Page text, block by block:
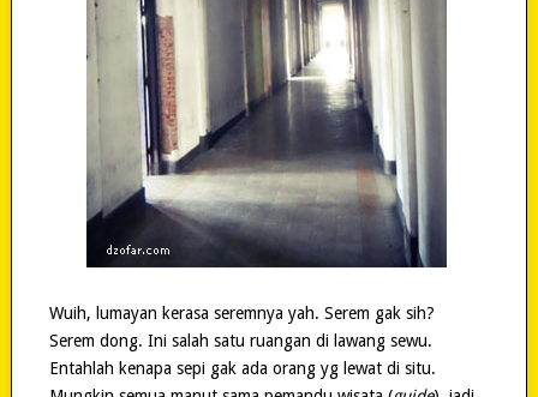
Wuih, lumayan kerasa seremnya yah. Serem gak sih?
Serem dong. Ini salah satu ruangan di lawang sewu.
Entahlah kenapa sepi gak ada orang yg lewat di situ.